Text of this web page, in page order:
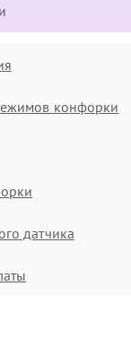
конфорки
датчика